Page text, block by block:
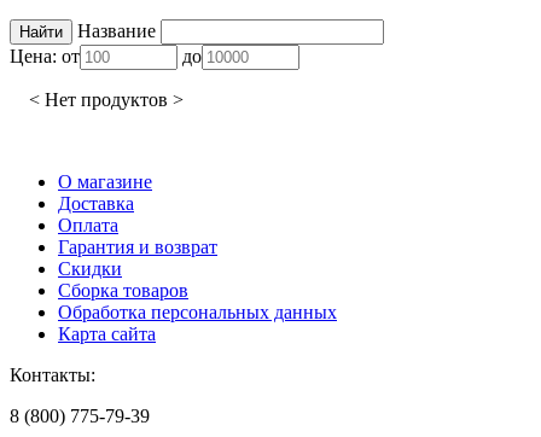
Название
Цена: от до
< Нет продуктов >
О магазине
Доставка
Оплата
Гарантия и возврат
Скидки
Сборка товаров
Обработка персональных данных
Карта сайта
Контакты:
8 (800) 775-79-39